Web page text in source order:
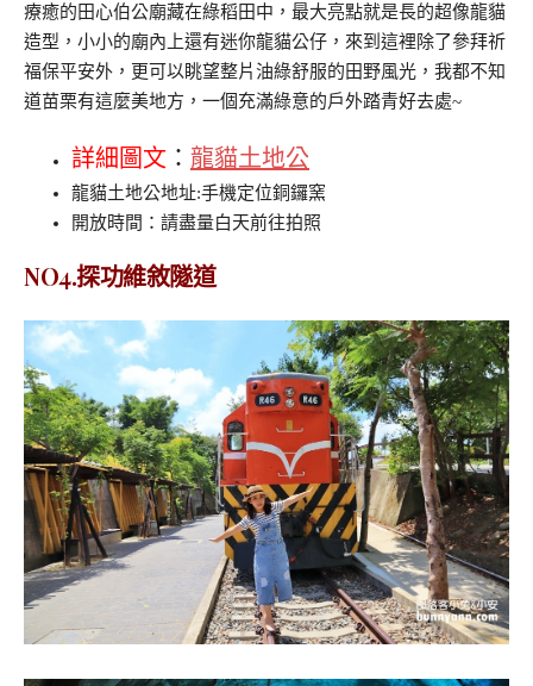
療癒的田心伯公廟藏在綠稻田中，最大亮點就是長的超像龍貓
造型，小小的廟內上還有迷你龍貓公仔，來到這裡除了參拜祈
福保平安外，更可以眺望整片油綠舒服的田野風光，我都不知
道苗栗有這麼美地方，一個充滿綠意的戶外踏青好去處~
詳細圖文 ： 龍貓土地公
龍貓土地公地址:手機定位銅鑼窯
開放時間：請盡量白天前往拍照
NO4.探功維敘隧道